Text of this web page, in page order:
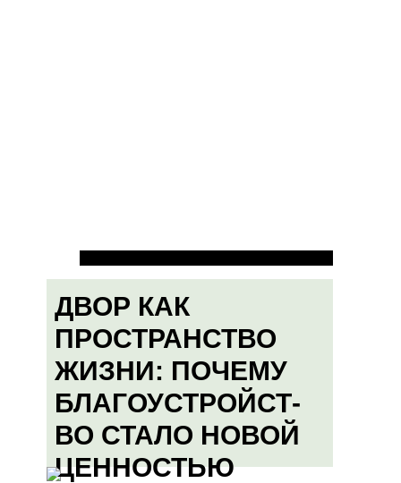
ДВОР КАК
ПРОСТРАНСТВО
ЖИЗНИ: ПОЧЕМУ
БЛАГОУСТРОЙСТ-
ВО СТАЛО НОВОЙ
ЦЕННОСТЬЮ